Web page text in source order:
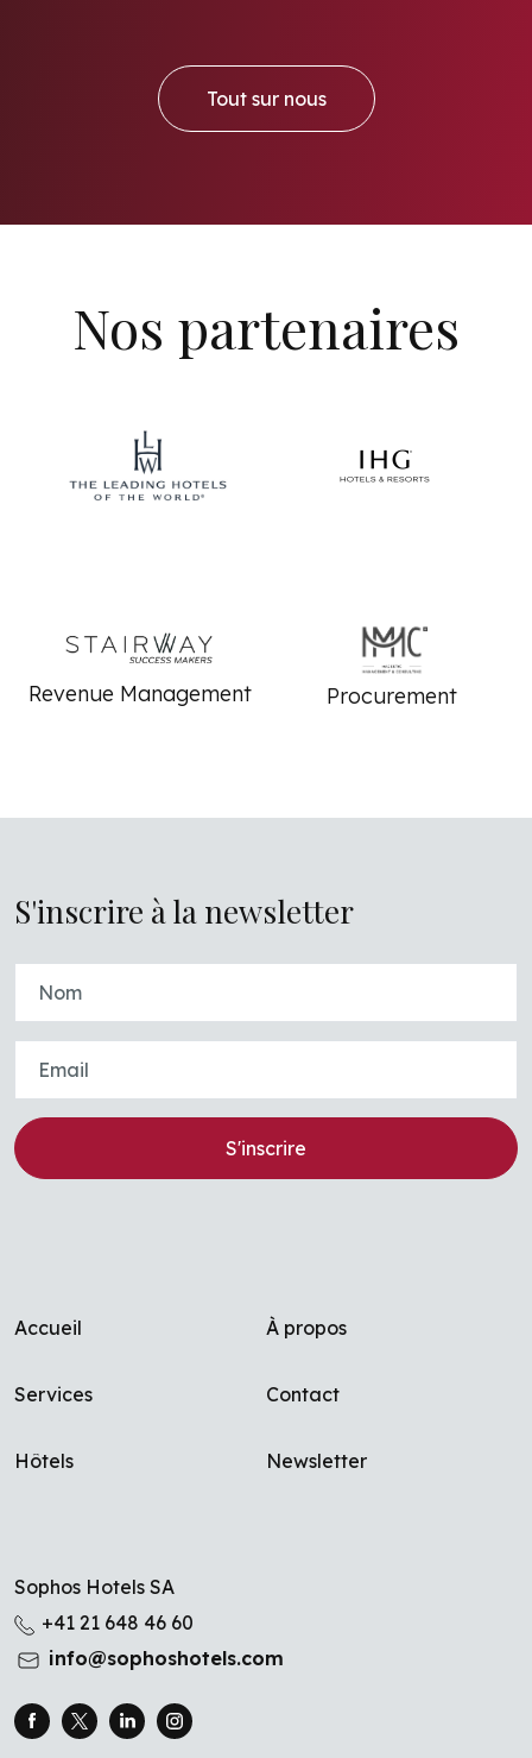
tout sur nous
Nos partenaires
Revenue Management Procurement
S'inscrire à la newsletter
S'inscrire
Footer menu
Accueil
Services
Hôtels
À propos
Contact
Newsletter
Sophos Hotels SA
+41 21 648 46 60
info@sophoshotels.com